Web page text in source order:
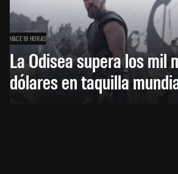
HACE 19 HORAS
La Odisea supera los mil
dólares en taquilla